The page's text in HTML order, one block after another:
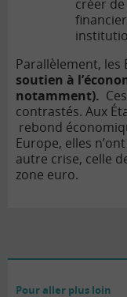
créer
Parallèlement,
soutien à
notamment).
contrastés. Aux
rebond
Europe, elles
autre crise, celle
zone euro.
Pour aller plus loin